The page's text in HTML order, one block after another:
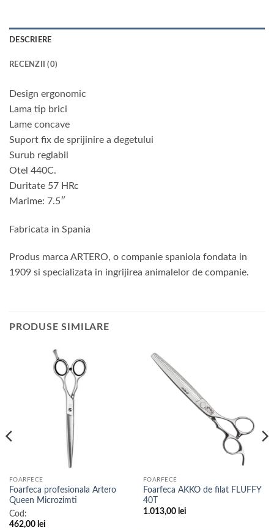
DESCRIERE
RECENZII (0)
Design ergonomic
Lama tip brici
Lame concave
Suport fix de sprijinire a degetului
Surub reglabil
Otel 440C.
Duritate 57 HRc
Marime: 7.5″
Fabricata in Spania
Produs marca ARTERO, o companie spaniola fondata in
1909 si specializata in ingrijirea animalelor de companie.
PRODUSE SIMILARE
FOARFECE
Foarfeca profesionala Artero
Queen Microzimti
Cod:
462,00 lei
FOARFECE
Foarfeca AKKO de filat FLUFFY
40T
1.013,00 lei